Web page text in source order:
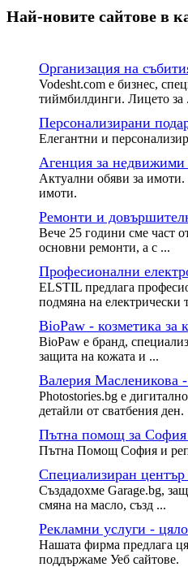
Най-новите сайтoве в
Организация на
Vodesht.com е бизнес,
тиймбилдинги. Лицето за
Персонализирани
Елегантни и
Агенция за
Актуални обяви за
имоти.
Ремонти и
Вече 25 години сме част
основни ремонти, а с ...
Професионални
ELSTIL предлага
подмяна на електрически
BioPaw - козметика за
BioPaw е бранд,
защита на кожата и ...
Валерия Масленикова
Photostories.bg е
детайли от сватбения ден.
Пътна помощ за София
Пътна Помощ София и
Специализиран
Създадохме Garage.bg,
смяна на масло, създ ...
Рекламни услуги -
Нашата фирма предлага
поддържаме Уеб сайтове.